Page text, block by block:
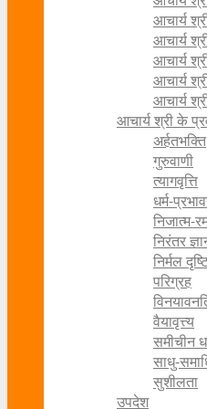
आचार्य
आचार्य
आचार्य
आचार्य
आचार्य
आचार्य श्री के
अर्हतभक्ति
गुरुवाणी
त्यागवृत्ति
धर्म-
निजात्म-
निरंतर
निर्मल
परिग्रह
वैयावृत्त्य
समीचीन
साधु-
सुशीलता
उपदेश